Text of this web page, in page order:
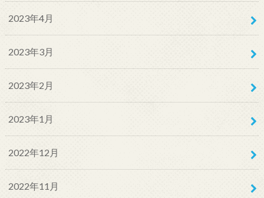
2023年4月
2023年3月
2023年2月
2023年1月
2022年12月
2022年11月